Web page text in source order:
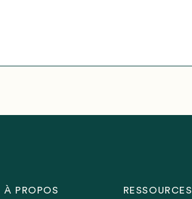
À PROPOS RESSOURCES